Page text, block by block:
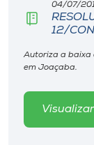
Rádio
04/07/
12/
Autoriza a baixa
em Joaçaba.
Visualizar